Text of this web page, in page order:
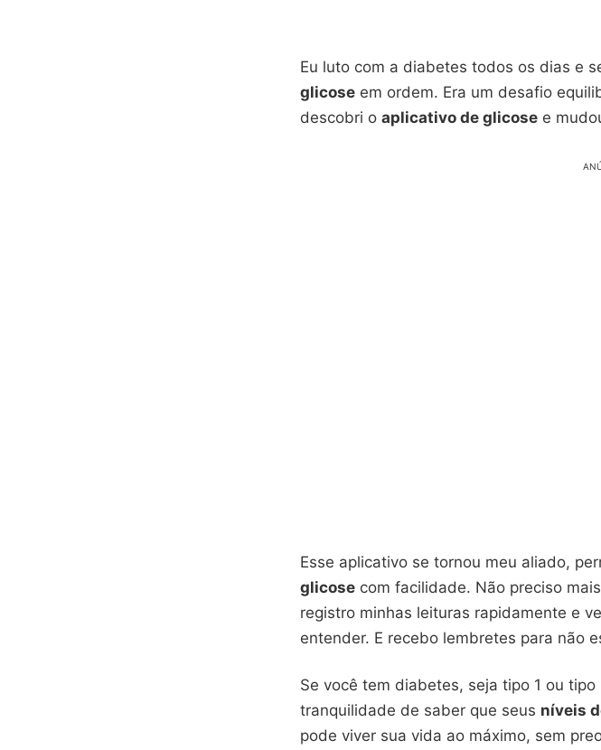
Eu luto com a diabetes todos os dias e
glicose em ordem. Era um desafio
descobri o aplicativo de glicose e
Esse aplicativo se tornou meu aliado,
glicose com facilidade. Não preciso
registro minhas leituras rapidamente e
entender. E recebo lembretes para não
Se você tem diabetes, seja tipo 1 ou
tranquilidade de saber que seus níveis
pode viver sua vida ao máximo, sem